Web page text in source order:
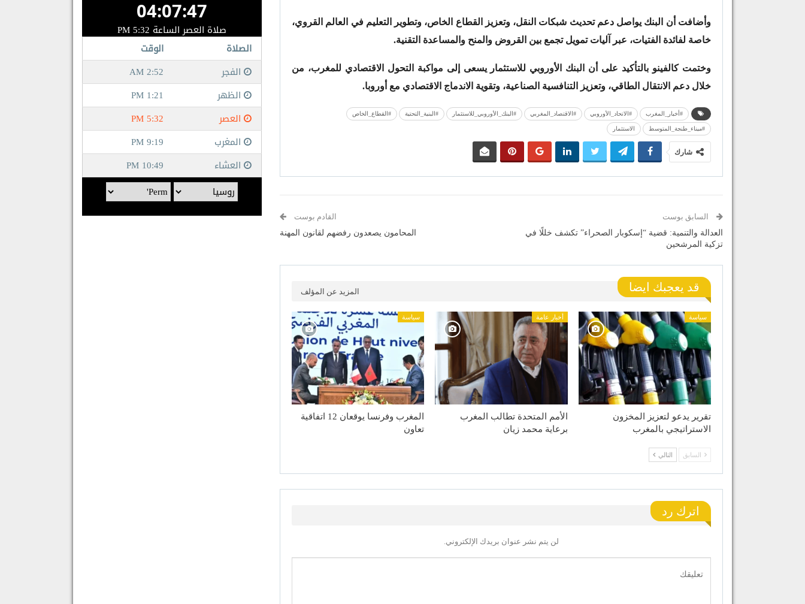
وأضافت أن البنك يواصل دعم تحديث شبكات النقل، وتعزيز القطاع الخاص، وتطوير التعليم في العالم القروي،
خاصة لفائدة الفتيات، عبر آليات تمويل تجمع بين القروض والمنح والمساعدة التقنية.
وختمت كالفينو بالتأكيد على أن البنك الأوروبي للاستثمار يسعى إلى مواكبة التحول الاقتصادي للمغرب، من
خلال دعم الانتقال الطاقي، وتعزيز التنافسية الصناعية، وتقوية الاندماج الاقتصادي مع أوروبا.
#أخبار_المغرب #الاتحاد_الأوروبي #الاقتصاد_المغربي #البنك_الأوروبي_للاستثمار #البنية_التحتية #القطاع_الخاص
#ميناء_طنجة_المتوسط الاستثمار
شارك
السابق بوست
العدالة والتنمية: قضية “إسكوبار الصحراء” تكشف خللًا في
تزكية المرشحين
القادم بوست
المحامون يصعدون رفضهم لقانون المهنة
قد يعجبك ايضا المزيد عن المؤلف
سياسة
تقرير يدعو لتعزيز المخزون
الاستراتيجي بالمغرب
أخبار عامة
الأمم المتحدة تطالب المغرب
برعاية محمد زيان
سياسة
المغرب وفرنسا يوقعان 12 اتفاقية
تعاون
السابق التالي
اترك رد
لن يتم نشر عنوان بريدك الإلكتروني.